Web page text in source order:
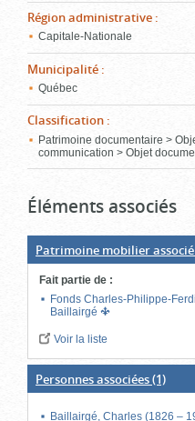
Région administrative :
Capitale-Nationale
Municipalité :
Québec
Classification :
Patrimoine documentaire >
communication > Objet
Éléments associés
Patrimoine mobilier associé
Fait partie de :
Fonds Charles-Philippe-
Baillairgé
Voir la liste
Personnes associées(1)
Baillairgé, Charles (1826 –